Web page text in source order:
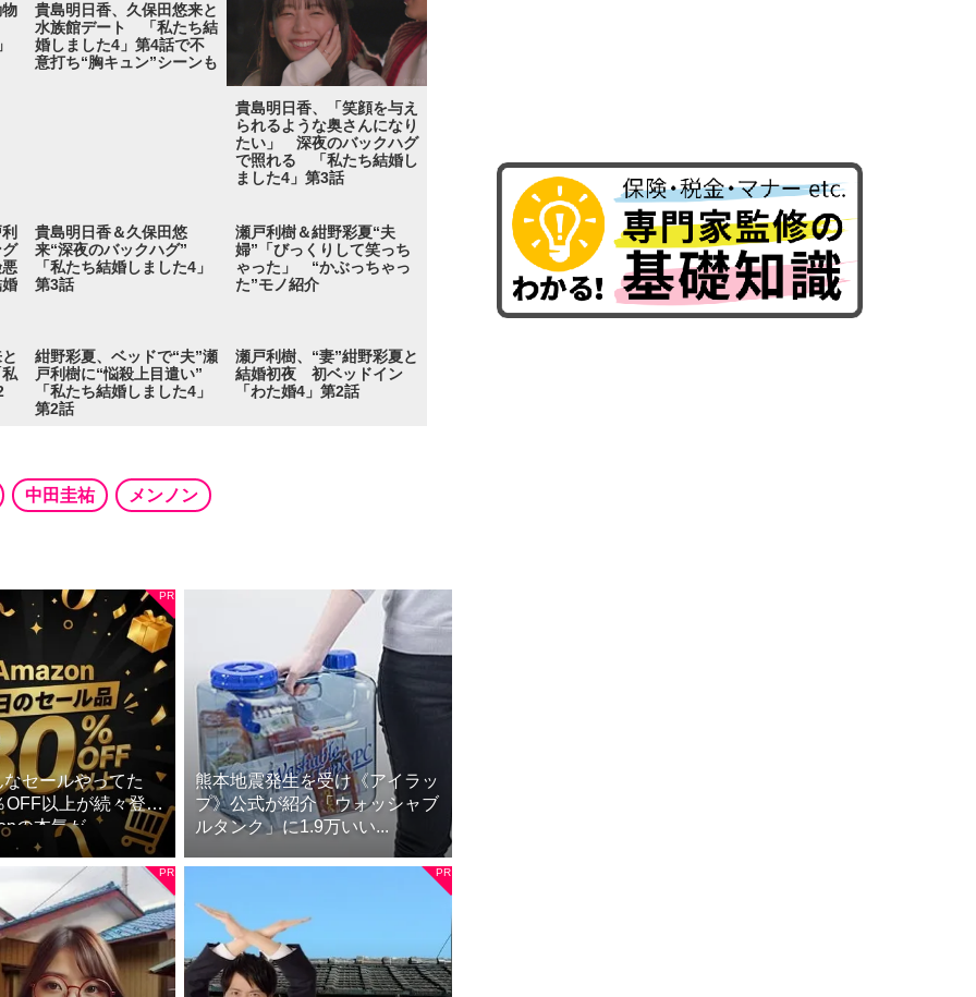
貴島明日香、久保田悠来と
水族館デート 「私たち結
婚しました4」第4話で不
意打ち“胸キュン”シーンも
貴島明日香、「笑顔を与え
られるような奥さんになり
たい」 深夜のバックハグ
で照れる 「私たち結婚し
ました4」第3話
貴島明日香＆久保田悠
来“深夜のバックハグ”
「私たち結婚しました4」
第3話
瀬戸利樹＆紺野彩夏“夫
婦”「びっくりして笑っち
ゃった」 “かぶっちゃっ
た”モノ紹介
紺野彩夏、ベッドで“夫”瀬
戸利樹に“悩殺上目遣い”
「私たち結婚しました4」
第2話
瀬戸利樹、“妻”紺野彩夏と
結婚初夜 初ベッドイン
「わた婚4」第2話
中田圭祐 メンノン
セールやってた
OFF以上が続々登
の本気が...
熊本地震発生を受け《アイラッ
プ》公式が紹介「ウォッシャブ
ルタンク」に1.9万いい...